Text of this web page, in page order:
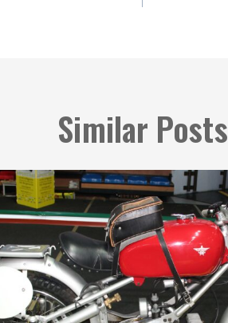
Similar Posts